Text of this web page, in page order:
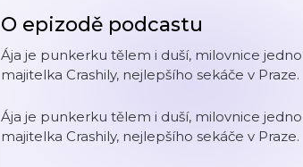
O epizodě podcastu
Ája je punkerku tělem i duší, milovnice
majitelka Crashily, nejlepšího sekáče v Praze.
Ája je punkerku tělem i duší, milovnice
majitelka Crashily, nejlepšího sekáče v Praze.